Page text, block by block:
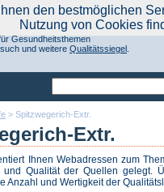
> Spitzwegerich-Extr.
Extr.
Ihnen Webadressen zum
und Qualität der Quellen gelegt.
Anzahl und Wertigkeit der
Aktuelle Nachrichten|
Sie schon?
Gesundheitsthemen
und weitere Qualitätssiegel
den bestmöglichen
Nutzung von Cookies